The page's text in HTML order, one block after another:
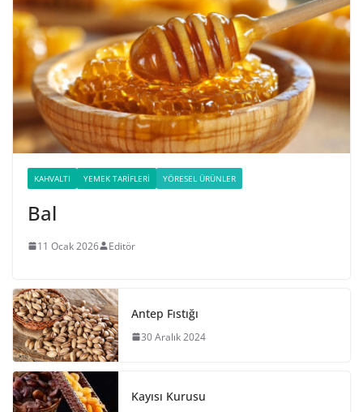
KAHVALTI YEMEK TARIFLERI YÖRESEL ÜRÜNLER
Bal
11 Ocak 2026 Editör
Antep Fıstığı
30 Aralık 2024
Kayısı Kurusu